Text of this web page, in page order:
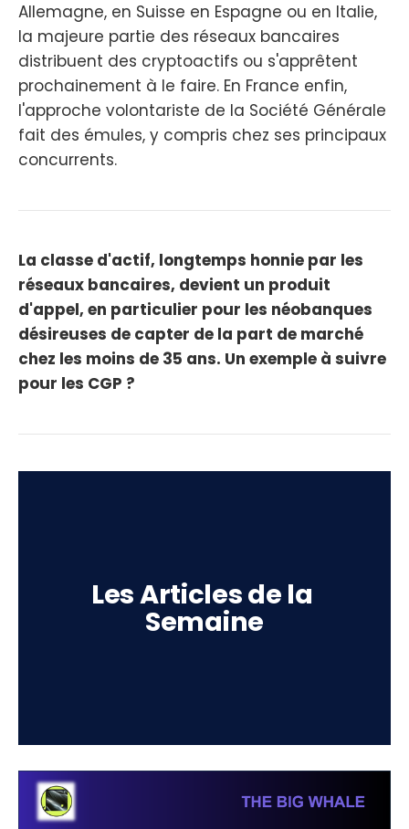
Allemagne, en Suisse en Espagne ou en Italie,
la majeure partie des réseaux bancaires
distribuent des cryptoactifs ou s'apprêtent
prochainement à le faire. En France enfin,
l'approche volontariste de la Société Générale
fait des émules, y compris chez ses principaux
concurrents.
La classe d'actif, longtemps honnie par les
réseaux bancaires, devient un produit
d'appel, en particulier pour les néobanques
désireuses de capter de la part de marché
chez les moins de 35 ans. Un exemple à suivre
pour les CGP ?
Les Articles de la
Semaine